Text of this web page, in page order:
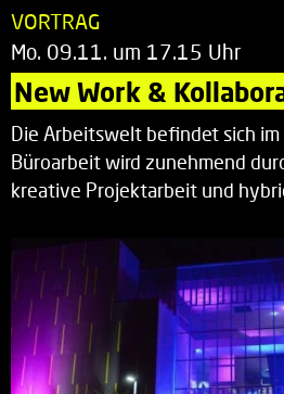
VORTRAG
Mo. 09.11. um 17.15 Uhr
New Work &
Die Arbeitswelt befindet sich im
Büroarbeit wird zunehmend
kreative Projektarbeit und